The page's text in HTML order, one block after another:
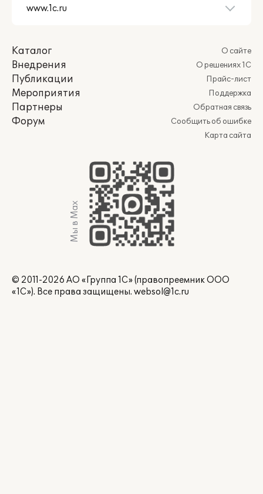
Каталог
Внедрения
Публикации
Мероприятия
Партнеры
Форум
О сайте
О решениях 1С
Прайс-лист
Поддержка
Обратная связь
Сообщить об ошибке
Карта сайта
Мы в Max
© 2011-2026 АО «Группа 1С» (правопреемник ООО
«1С»). Все права защищены. websol@1c.ru